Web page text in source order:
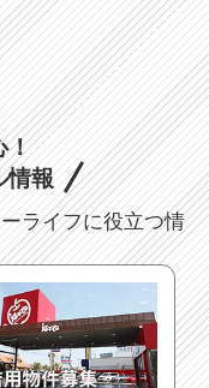
！
情報
ライフに役立つ情